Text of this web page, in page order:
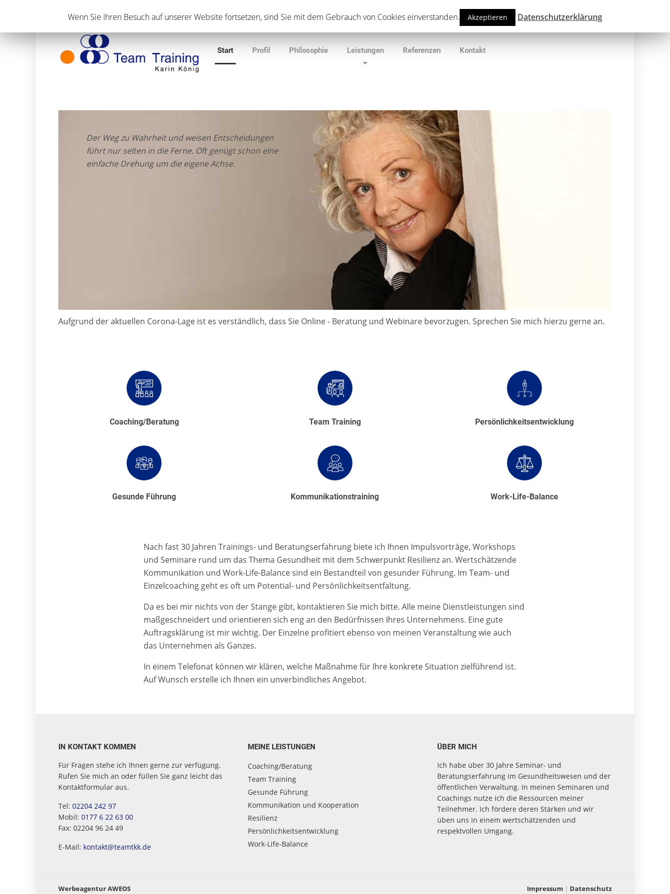
Start Profil Philosophie Leistungen Referenzen Kontakt
Der Weg zu Wahrheit und weisen Entscheidungen
führt nur selten in die Ferne. Oft genügt schon eine
einfache Drehung um die eigene Achse.
Aufgrund der aktuellen Corona-Lage ist es verständlich, dass Sie Online - Beratung und Webinare bevorzugen. Sprechen Sie mich hierzu gerne an.
Coaching/Beratung
Gesunde Führung
Team Training
Kommunikationstraining
Persönlichkeitsentwicklung
Work-Life-Balance
Nach fast 30 Jahren Trainings- und Beratungserfahrung biete ich Ihnen Impulsvorträge, Workshops
und Seminare rund um das Thema Gesundheit mit dem Schwerpunkt Resilienz an. Wertschätzende
Kommunikation und Work-Life-Balance sind ein Bestandteil von gesunder Führung. Im Team- und
Einzelcoaching geht es oft um Potential- und Persönlichkeitsentfaltung.
Da es bei mir nichts von der Stange gibt, kontaktieren Sie mich bitte. Alle meine Dienstleistungen sind
maßgeschneidert und orientieren sich eng an den Bedürfnissen Ihres Unternehmens. Eine gute
Auftragsklärung ist mir wichtig. Der Einzelne profitiert ebenso von meinen Veranstaltung wie auch
das Unternehmen als Ganzes.
In einem Telefonat können wir klären, welche Maßnahme für Ihre konkrete Situation zielführend ist.
Auf Wunsch erstelle ich Ihnen ein unverbindliches Angebot.
IN KONTAKT KOMMEN
Für Fragen stehe ich Ihnen gerne zur verfügung.
Rufen Sie mich an oder füllen Sie ganz leicht das
Kontaktformular aus.
Tel: 02204 242 97
Mobil: 0177 6 22 63 00
Fax: 02204 96 24 49
E-Mail: kontakt@teamtkk.de
MEINE LEISTUNGEN
Coaching/Beratung
Team Training
Gesunde Führung
Kommunikation und Kooperation
Resilienz
Persönlichkeitsentwicklung
Work-Life-Balance
ÜBER MICH
Ich habe über 30 Jahre Seminar- und
Beratungserfahrung im Gesundheitswesen und der
öffentlichen Verwaltung. In meinen Seminaren und
Coachings nutze ich die Ressourcen meiner
Teilnehmer. Ich fördere deren Stärken und wir
üben uns in einem wertschätzenden und
respektvollen Umgang.
Werbeagentur AWEOS Impressum | Datenschutz
Wenn Sie Ihren Besuch auf unserer Website fortsetzen, sind Sie mit dem Gebrauch von Cookies einverstanden. Akzeptieren Datenschutzerklärung